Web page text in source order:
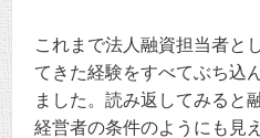
これまで法人融資担当者と
てきた経験をすべてぶち込
ました。読み返してみると
経営者の条件のようにも見